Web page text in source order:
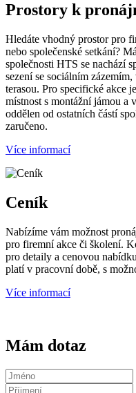
Prostory k
Hledáte vhodný prostor pro
nebo společenské setkání?
společnosti HTS se nachází
sezení se sociálním
terasou. Pro specifické akce
místnost s montážní jámou a
oddělen od ostatních částí
zaručeno.
Více informací
Ceník
Nabízíme vám možnost
pro firemní akce či školení.
pro detaily a cenovou
platí v pracovní době, s
Více informací
Mám dotaz